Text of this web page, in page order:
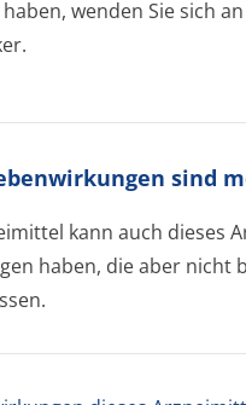
wenden Sie sich
sind
kann auch dieses
haben, die aber nicht